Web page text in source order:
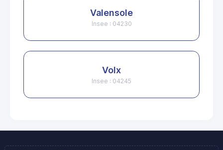
Valensole
Insee : 04230
Volx
Insee : 04245